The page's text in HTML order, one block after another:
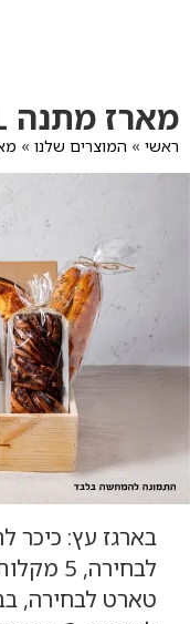
לתפריט
הקטגוריות
לפרטי
המוצר
מארז מתנה L
ראשי » המוצרים שלנו »
בארגז עץ: כיכר
טארט לבחירה,